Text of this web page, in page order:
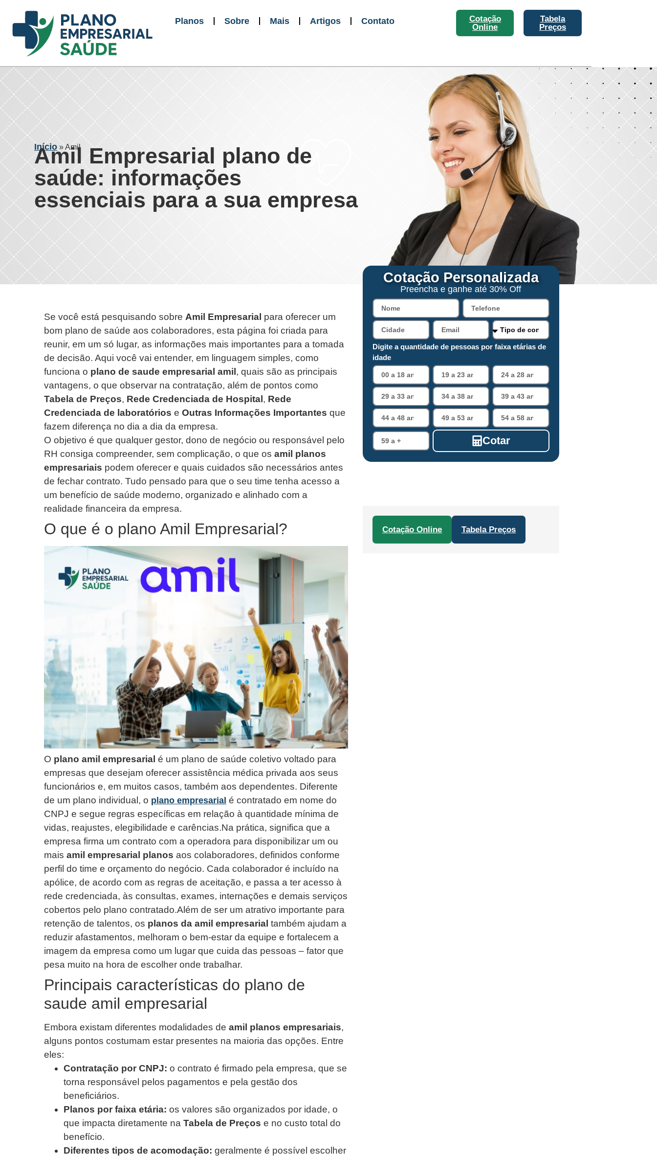
Planos Sobre Mais Artigos Contato
Cotação
Online
Tabela
Preços
Início »Amil
Amil Empresarial plano de
saúde: informações
essenciais para a sua empresa
Cotação Personalizada
Preencha e ganhe até 30% Off
Digite a quantidade de pessoas por faixa etárias de
idade
Cotar
Se você está pesquisando sobre Amil Empresarial para oferecer um
bom plano de saúde aos colaboradores, esta página foi criada para
reunir, em um só lugar, as informações mais importantes para a tomada
de decisão. Aqui você vai entender, em linguagem simples, como
funciona o plano de saude empresarial amil , quais são as principais
vantagens, o que observar na contratação, além de pontos como
Tabela de Preços, Rede Credenciada de Hospital , Rede
Credenciada de laboratórios e Outras Informações Importantes que
fazem diferença no dia a dia da empresa.
O objetivo é que qualquer gestor, dono de negócio ou responsável pelo
RH consiga compreender, sem complicação, o que os amil planos
empresariais podem oferecer e quais cuidados são necessários antes
de fechar contrato. Tudo pensado para que o seu time tenha acesso a
um benefício de saúde moderno, organizado e alinhado com a
realidade financeira da empresa.
O que é o plano Amil Empresarial?
O plano amil empresarial é um plano de saúde coletivo voltado para
empresas que desejam oferecer assistência médica privada aos seus
funcionários e, em muitos casos, também aos dependentes. Diferente
de um plano individual, o plano empresarial é contratado em nome do
CNPJ e segue regras específicas em relação à quantidade mínima de
vidas, reajustes, elegibilidade e carências.Na prática, significa que a
empresa firma um contrato com a operadora para disponibilizar um ou
mais amil empresarial planos aos colaboradores, definidos conforme
perfil do time e orçamento do negócio. Cada colaborador é incluído na
apólice, de acordo com as regras de aceitação, e passa a ter acesso à
rede credenciada, às consultas, exames, internações e demais serviços
cobertos pelo plano contratado.Além de ser um atrativo importante para
retenção de talentos, os planos da amil empresarial também ajudam a
reduzir afastamentos, melhoram o bem-estar da equipe e fortalecem a
imagem da empresa como um lugar que cuida das pessoas – fator que
pesa muito na hora de escolher onde trabalhar.
Principais características do plano de
saude amil empresarial
Embora existam diferentes modalidades de amil planos empresariais,
alguns pontos costumam estar presentes na maioria das opções. Entre
eles:
Contratação por CNPJ: o contrato é firmado pela empresa, que se
torna responsável pelos pagamentos e pela gestão dos
beneficiários.
Planos por faixa etária: os valores são organizados por idade, o
que impacta diretamente na Tabela de Preços e no custo total do
benefício.
Diferentes tipos de acomodação: geralmente é possível escolher
Cotação Online Tabela Preços